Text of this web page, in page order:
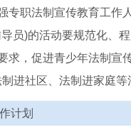
职法制宣传教育工作
员)的活动要规范化、
求，促进青少年法制宣
进社区、法制进家庭等
计划